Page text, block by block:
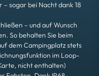
sogar bei Nacht dank 18
– und auf Wunsch
So behalten Sie beim
dem Campingplatz stets
im Loop-
nicht enthalten)